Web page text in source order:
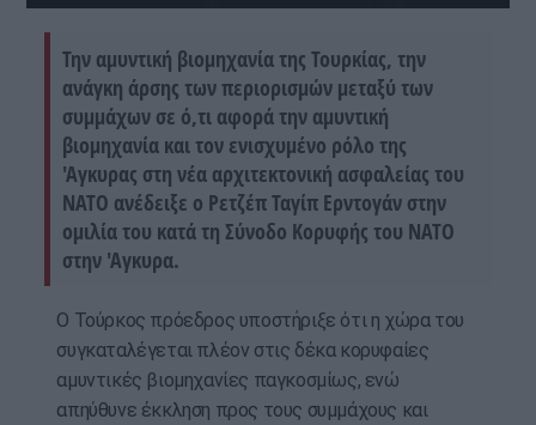
Την αμυντική βιομηχανία της Τουρκίας, την
ανάγκη άρσης των περιορισμών μεταξύ των
συμμάχων σε ό,τι αφορά την αμυντική
βιομηχανία και τον ενισχυμένο ρόλο της
'Αγκυρας στη νέα αρχιτεκτονική ασφαλείας του
ΝΑΤΟ ανέδειξε ο Ρετζέπ Ταγίπ Ερντογάν στην
ομιλία του κατά τη Σύνοδο Κορυφής του ΝΑΤΟ
στην 'Αγκυρα.
Ο Τούρκος πρόεδρος υποστήριξε ότι η χώρα του
συγκαταλέγεται πλέον στις δέκα κορυφαίες
αμυντικές βιομηχανίες παγκοσμίως, ενώ
απηύθυνε έκκληση προς τους συμμάχους και